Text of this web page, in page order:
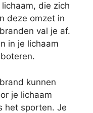
die zich
deze omzet in
val je af.
in je lichaam
kunnen
je lichaam
het sporten. Je